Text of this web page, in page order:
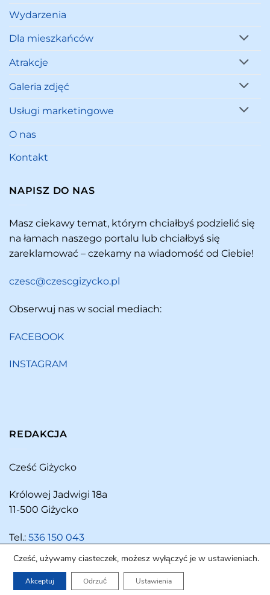
Wydarzenia
Dla mieszkańców
Atrakcje
Galeria zdjęć
Usługi marketingowe
O nas
Kontakt
NAPISZ DO NAS
Masz ciekawy temat, którym chciałbyś podzielić się
na łamach naszego portalu lub chciałbyś się
zareklamować – czekamy na wiadomość od Ciebie!
czesc@czescgizycko.pl
Obserwuj nas w social mediach:
FACEBOOK
INSTAGRAM
REDAKCJA
Cześć Giżycko
Królowej Jadwigi 18a
11-500 Giżycko
Tel.: 536 150 043
Copyright 2026 ©Cześć Giżycko
Cześć, używamy ciasteczek, możesz wyłączyć je w ustawieniach.
Akceptuj Odrzuć Ustawienia